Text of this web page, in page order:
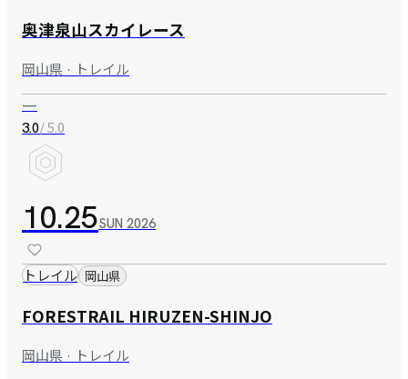
奥津泉山スカイレース
岡山県 · トレイル
—
3.0/ 5.0
10.25SUN 2026
トレイル 岡山県
FORESTRAIL HIRUZEN-SHINJO
岡山県 · トレイル